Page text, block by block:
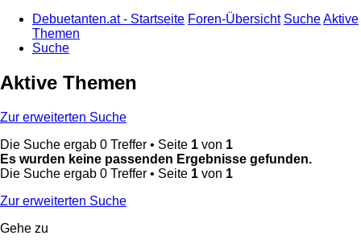
Debuetanten.at - Startseite Foren-Übersicht SucheAktive
Themen
Suche
Aktive Themen
Zur erweiterten Suche
Die Suche ergab 0 Treffer • Seite 1 von 1
Es wurden keine passenden Ergebnisse gefunden.
Die Suche ergab 0 Treffer • Seite 1 von 1
Zur erweiterten Suche
Gehe zu